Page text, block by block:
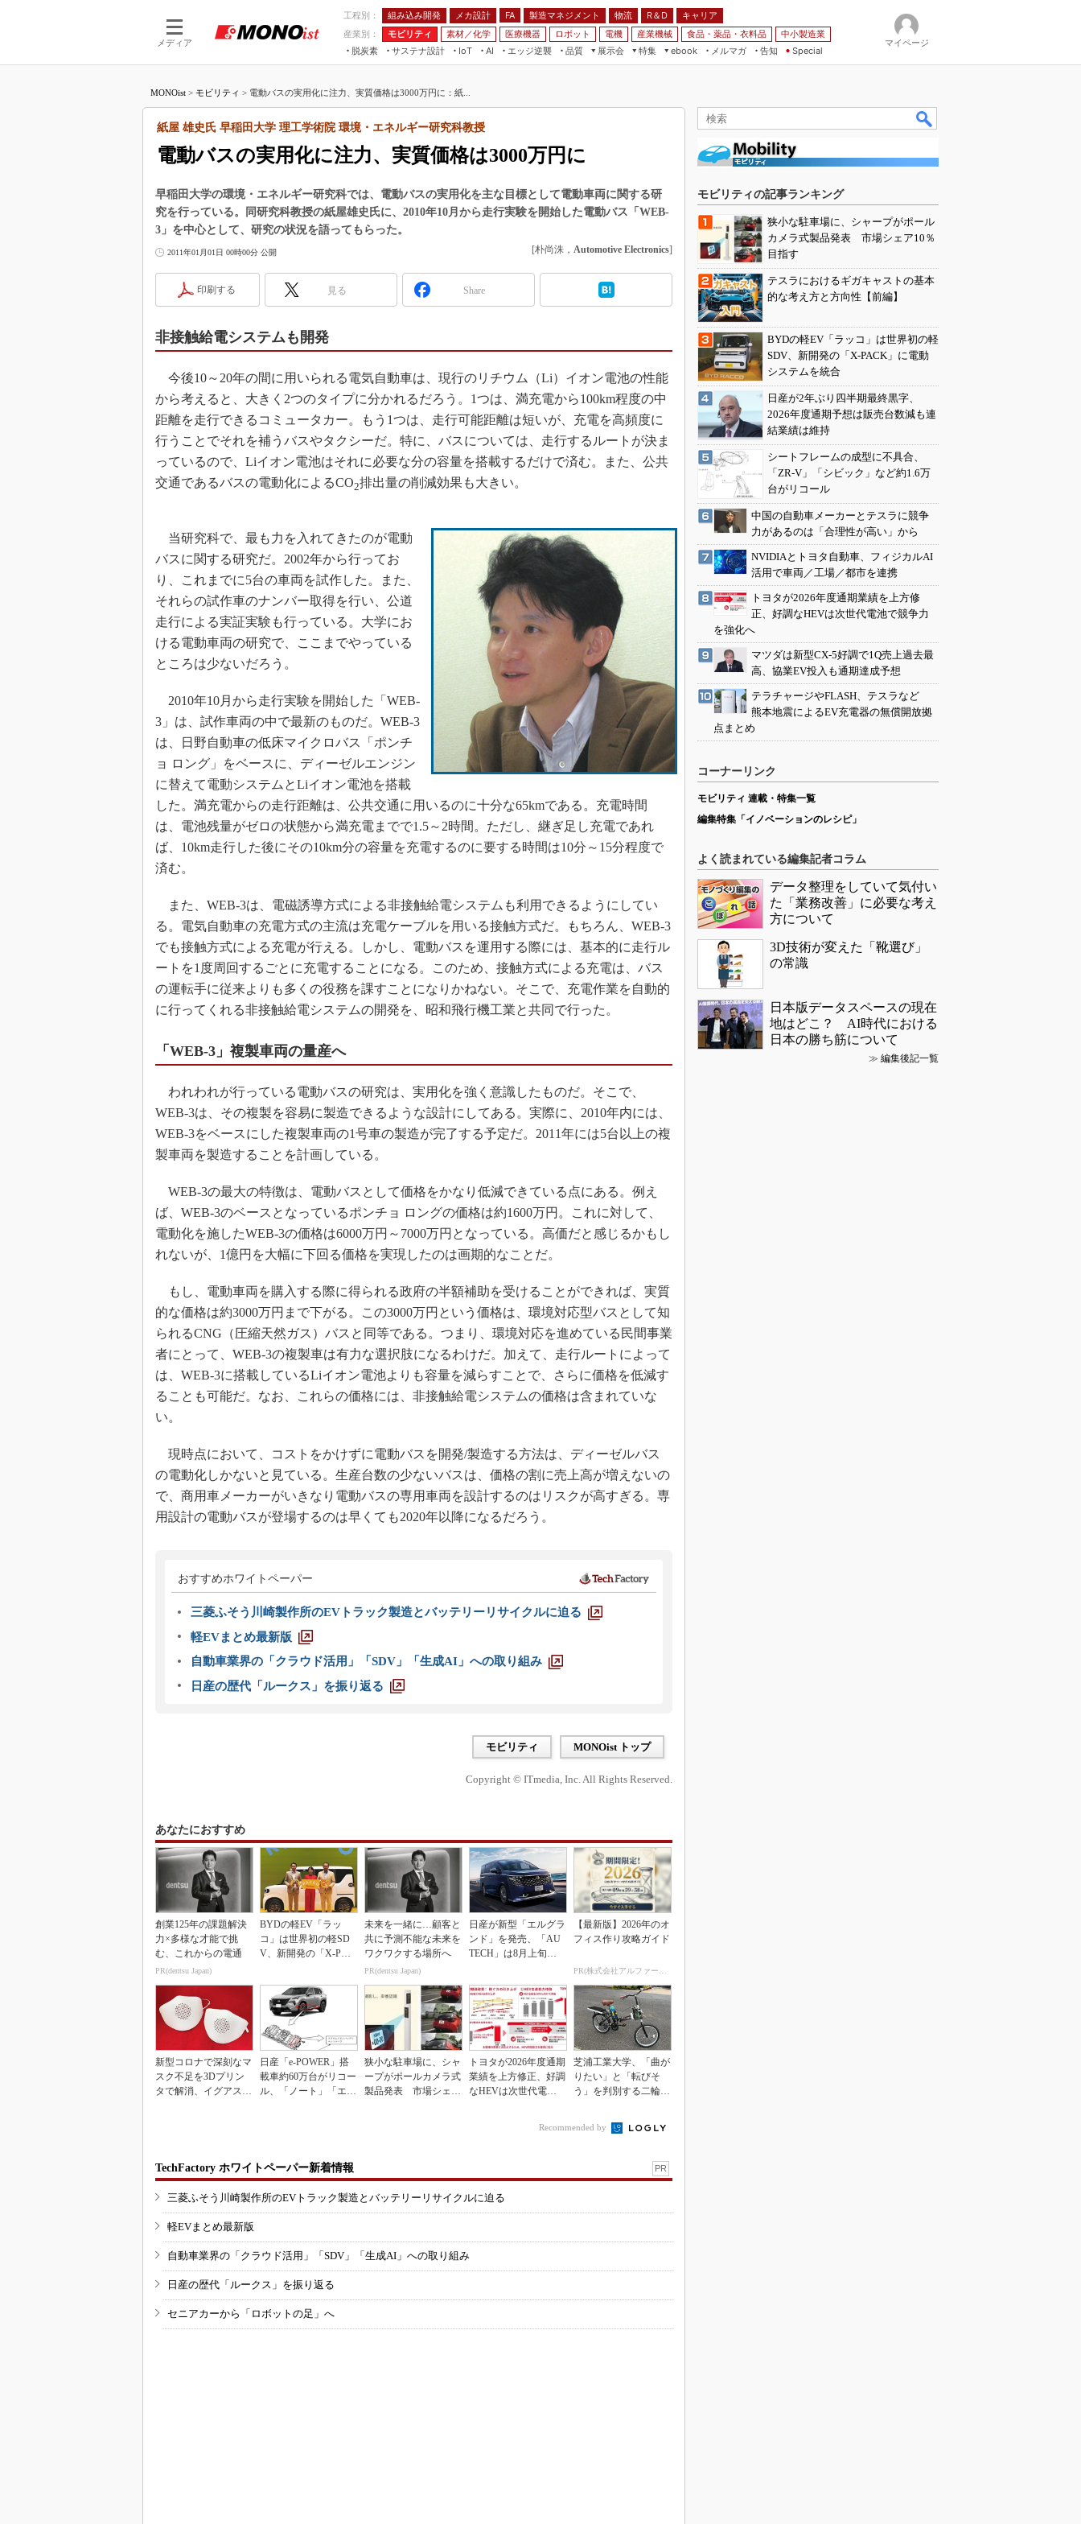
メディア
工程別： 組み込み開発 メカ設計 FA 製造マネジメント 物流 R＆D
キャリア
産業別：
モビリティ 素材／化学 医療機器 ロボット 電機 産業機械 食品・薬品・衣料品
中小製造業
脱炭素
サステナ設計
IoT
つながる工場
つながるサービス
AI
AI×設備保全
Physical AI
エッジ逆襲 品質
展示会
JIMTOF
展＆IoT/5Gソリューション展
IIFES
ジャパンモビリティショー
AUTOMOTIVE WORLD
産業オープンネット展
特集
5G
フィールドサービス
FPGA
組み込み画像技術
組み込みモデリング
車載ソフト開発
デジタルツインとCAE
S＆OP
インダストリー4.0
イノベーション
製造業ビッグデータ
植物工場
知財マネジメント
海外生産
グローバル設計・開発
制御セキュリティ
新型コロナへの対応
ebook
モビリティ
素材／化学
メルマガ
告知 Special
マイページ
MONOist > モビリティ > 電動バスの実用化に注力、実質価格は3000万円に：紙...
電動バスの実用化に注力、実質価格は3000万円に
紙屋 雄史氏 早稲田大学 理工学術院 環境・エネルギー研究科教授
早稲田大学の環境・エネルギー研究科では、電動バスの実用化を主な目標として電動車両に関する研
究を行っている。同研究科教授の紙屋雄史氏に、2010年10月から走行実験を開始した電動バス「WEB-
3」を中心として、研究の状況を語ってもらった。
2011年01月01日 00時00分 公開 [朴尚洙， Automotive Electronics]
印刷する 見る Share
非接触給電システムも開発
今後10～20年の間に用いられる電気自動車は、現行のリチウム（Li）イオン電池の性能
から考えると、大きく2つのタイプに分かれるだろう。1つは、満充電から100km程度の中
距離を走行できるコミュータカー。もう1つは、走行可能距離は短いが、充電を高頻度に
行うことでそれを補うバスやタクシーだ。特に、バスについては、走行するルートが決ま
っているので、Liイオン電池はそれに必要な分の容量を搭載するだけで済む。また、公共
交通であるバスの電動化によるCO2排出量の削減効果も大きい。
当研究科で、最も力を入れてきたのが電動
バスに関する研究だ。2002年から行ってお
り、これまでに5台の車両を試作した。また、
それらの試作車のナンバー取得を行い、公道
走行による実証実験も行っている。大学にお
ける電動車両の研究で、ここまでやっている
ところは少ないだろう。
2010年10月から走行実験を開始した「WEB-
3」は、試作車両の中で最新のものだ。WEB-3
は、日野自動車の低床マイクロバス「ポンチ
ョ ロング」をベースに、ディーゼルエンジン
に替えて電動システムとLiイオン電池を搭載
した。満充電からの走行距離は、公共交通に用いるのに十分な65kmである。充電時間
は、電池残量がゼロの状態から満充電までで1.5～2時間。ただし、継ぎ足し充電であれ
ば、10km走行した後にその10km分の容量を充電するのに要する時間は10分～15分程度で
済む。
また、WEB-3は、電磁誘導方式による非接触給電システムも利用できるようにしてい
る。電気自動車の充電方式の主流は充電ケーブルを用いる接触方式だ。もちろん、WEB-3
でも接触方式による充電が行える。しかし、電動バスを運用する際には、基本的に走行ル
ートを1度周回するごとに充電することになる。このため、接触方式による充電は、バス
の運転手に従来よりも多くの役務を課すことになりかねない。そこで、充電作業を自動的
に行ってくれる非接触給電システムの開発を、昭和飛行機工業と共同で行った。
「WEB-3」複製車両の量産へ
われわれが行っている電動バスの研究は、実用化を強く意識したものだ。そこで、
WEB-3は、その複製を容易に製造できるような設計にしてある。実際に、2010年内には、
WEB-3をベースにした複製車両の1号車の製造が完了する予定だ。2011年には5台以上の複
製車両を製造することを計画している。
WEB-3の最大の特徴は、電動バスとして価格をかなり低減できている点にある。例え
ば、WEB-3のベースとなっているポンチョ ロングの価格は約1600万円。これに対して、
電動化を施したWEB-3の価格は6000万円～7000万円となっている。高価だと感じるかもし
れないが、1億円を大幅に下回る価格を実現したのは画期的なことだ。
もし、電動車両を購入する際に得られる政府の半額補助を受けることができれば、実質
的な価格は約3000万円まで下がる。この3000万円という価格は、環境対応型バスとして知
られるCNG（圧縮天然ガス）バスと同等である。つまり、環境対応を進めている民間事業
者にとって、WEB-3の複製車は有力な選択肢になるわけだ。加えて、走行ルートによって
は、WEB-3に搭載しているLiイオン電池よりも容量を減らすことで、さらに価格を低減す
ることも可能だ。なお、これらの価格には、非接触給電システムの価格は含まれていな
い。
現時点において、コストをかけずに電動バスを開発/製造する方法は、ディーゼルバス
の電動化しかないと見ている。生産台数の少ないバスは、価格の割に売上高が増えないの
で、商用車メーカーがいきなり電動バスの専用車両を設計するのはリスクが高すぎる。専
用設計の電動バスが登場するのは早くても2020年以降になるだろう。
おすすめホワイトペーパー
三菱ふそう川崎製作所のEVトラック製造とバッテリーリサイクルに迫る
軽EVまとめ最新版
自動車業界の「クラウド活用」「SDV」「生成AI」への取り組み
日産の歴代「ルークス」を振り返る
モビリティ MONOist トップ
Copyright © ITmedia, Inc. All Rights Reserved.
あなたにおすすめ
創業125年の課題解決
力×多様な才能で挑
む、これからの電通
PR(dentsu Japan)
BYDの軽EV「ラッ
コ」は世界初の軽SD
V、新開発の「X-PAC
未来を一緒に…顧客と
共に予測不能な未来を
ワクワクする場所へ
PR(dentsu Japan)
日産が新型「エルグラ
ンド」を発売、「AU
TECH」は8月上旬に
【最新版】2026年のオ
フィス作り攻略ガイド
PR(株式会社アルファーテクノ)
新型コロナで深刻なマ
スク不足を3Dプリン
タで解消、イグアスが
日産「e-POWER」搭
載車約60万台がリコー
ル、「ノート」「エク
狭小な駐車場に、シャ
ープがポールカメラ式
製品発表 市場シェア
トヨタが2026年度通期
業績を上方修正、好調
なHEVは次世代電池
芝浦工業大学、「曲が
りたい」と「転びそ
う」を判別する二輪車
Recommended by
TechFactory ホワイトペーパー新着情報 PR
三菱ふそう川崎製作所のEVトラック製造とバッテリーリサイクルに迫る
軽EVまとめ最新版
自動車業界の「クラウド活用」「SDV」「生成AI」への取り組み
日産の歴代「ルークス」を振り返る
セニアカーから「ロボットの足」へ
モビリティの記事ランキング
狭小な駐車場に、シャープがポール
カメラ式製品発表 市場シェア10％
目指す
テスラにおけるギガキャストの基本
的な考え方と方向性【前編】
BYDの軽EV「ラッコ」は世界初の軽
SDV、新開発の「X-PACK」に電動
システムを統合
日産が2年ぶり四半期最終黒字、
2026年度通期予想は販売台数減も連
結業績は維持
シートフレームの成型に不具合、
「ZR-V」「シビック」など約1.6万
台がリコール
中国の自動車メーカーとテスラに競争
力があるのは「合理性が高い」から
NVIDIAとトヨタ自動車、フィジカルAI
活用で車両／工場／都市を連携
トヨタが2026年度通期業績を上方修
正、好調なHEVは次世代電池で競争力
を強化へ
マツダは新型CX-5好調で1Q売上過去最
高、協業EV投入も通期達成予想
テラチャージやFLASH、テスラなど
熊本地震によるEV充電器の無償開放拠
点まとめ
コーナーリンク
モビリティ 連載・特集一覧
編集特集「イノベーションのレシピ」
よく読まれている編集記者コラム
データ整理をしていて気付い
た「業務改善」に必要な考え
方について
3D技術が変えた「靴選び」
の常識
日本版データスペースの現在
地はどこ？ AI時代における
日本の勝ち筋について
≫ 編集後記一覧